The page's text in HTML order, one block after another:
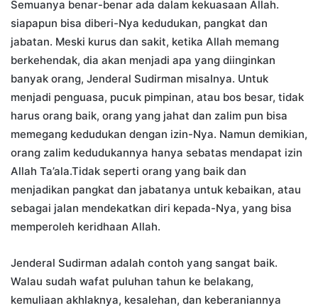
Semuanya benar-benar ada dalam kekuasaan Allah.
siapapun bisa diberi-Nya kedudukan, pangkat dan
jabatan. Meski kurus dan sakit, ketika Allah memang
berkehendak, dia akan menjadi apa yang diinginkan
banyak orang, Jenderal Sudirman misaInya. Untuk
menjadi penguasa, pucuk pimpinan, atau bos besar, tidak
harus orang baik, orang yang jahat dan zalim pun bisa
memegang kedudukan dengan izin-Nya. Namun demikian,
orang zalim kedudukannya hanya sebatas mendapat izin
Allah Ta’ala.Tidak seperti orang yang baik dan
menjadikan pangkat dan jabatanya untuk kebaikan, atau
sebagai jalan mendekatkan diri kepada-Nya, yang bisa
memperoleh keridhaan Allah.
Jenderal Sudirman adalah contoh yang sangat baik.
Walau sudah wafat puluhan tahun ke belakang,
kemuliaan akhlaknya, kesalehan, dan keberaniannya